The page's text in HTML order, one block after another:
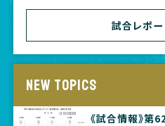
試合レポ
NEW TOPICS
《試合情報》第